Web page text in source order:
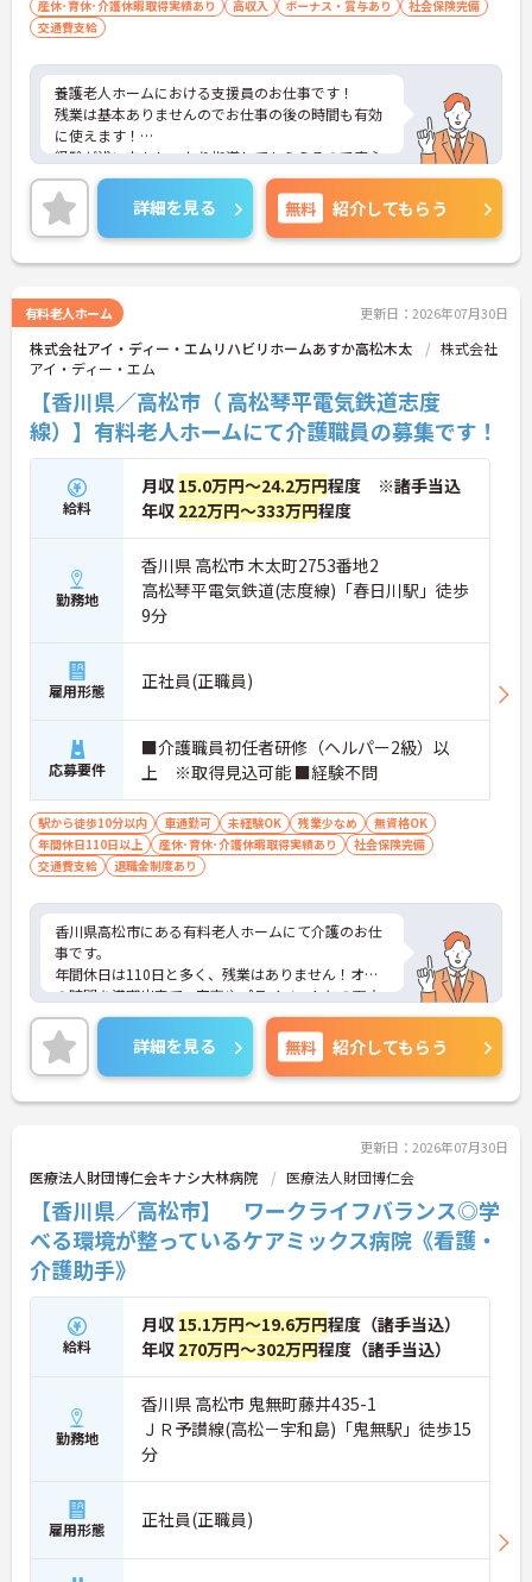
産休･育休･介護休暇取得実績あり
高収入 ボーナス・賞与あり
社会保険完備
交通費支給
養護老人ホームにおける支援員のお仕事です！
残業は基本ありませんのでお仕事の後の時間も有効
に使えます！
経験が浅い方もしっかり指導してもらえるので安心
してお仕事を始められる環境です！
ご興味ある方には、面接のポイントなど、さらに詳
細をお話致しますのでお気軽にご相談ください。
詳細を見る 無料 紹介してもらう
有料老人ホーム 更新日：2026年07月30日
株式会社アイ・ディー・エムリハビリホームあすか高松木太
株式会社
アイ・ディー・エム
【香川県／高松市（ 高松琴平電気鉄道志度
線）】有料老人ホームにて介護職員の募集です！
給料
月収 15.0万円～24.2万円程度 ※諸手当込
年収 222万円～333万円程度
勤務地
香川県 高松市 木太町2753番地2
高松琴平電気鉄道(志度線)「春日川駅」徒歩
9分
雇用形態 正社員(正職員)
応募要件
■介護職員初任者研修（ヘルパー2級）以
上 ※取得見込可能 ■経験不問
駅から徒歩10分以内 車通勤可 未経験OK 残業少なめ
無資格OK
年間休日110日以上
産休･育休･介護休暇取得実績あり
社会保険完備
交通費支給
退職金制度あり
香川県高松市にある有料老人ホームにて介護のお仕
事です。
年間休日は110日と多く、残業はありません！オフ
の時間を満喫出来て、家事やプライベートとの両立
がしやすい職場です♪
ご興味がある方は是非一度マイナビまでお問い合わ
せください。さらに詳細などお伝えします！
詳細を見る 無料 紹介してもらう
更新日：2026年07月30日
医療法人財団博仁会キナシ大林病院 医療法人財団博仁会
【香川県／高松市】 ワークライフバランス◎学
べる環境が整っているケアミックス病院《看護・
介護助手》
給料
月収 15.1万円～19.6万円程度（諸手当込）
年収 270万円～302万円程度（諸手当込）
勤務地
香川県 高松市 鬼無町藤井435-1
ＪＲ予讃線(高松－宇和島)「鬼無駅」徒歩15
分
雇用形態 正社員(正職員)